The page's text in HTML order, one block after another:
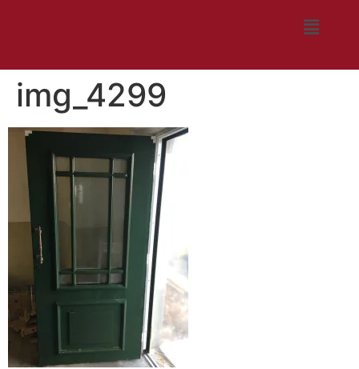
img_4299